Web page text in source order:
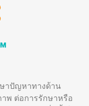
าปัญหาทางด้าน
ต่อการรักษาหรือ